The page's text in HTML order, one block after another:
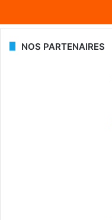
NOS PARTENAIRES